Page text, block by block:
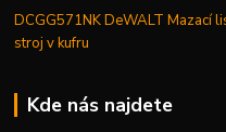
DCGG571NK DeWALT Mazací
stroj v kufru
Kde nás najdete